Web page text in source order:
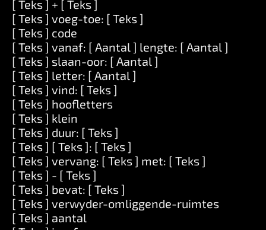
[ Teks ] + [ Teks ]
[ Teks ] voeg-toe: [ Teks ]
[ Teks ] code
[ Teks ] vanaf: [ Aantal ] lengte: [ Aantal ]
[ Teks ] slaan-oor: [ Aantal ]
[ Teks ] letter: [ Aantal ]
[ Teks ] vind: [ Teks ]
[ Teks ] hoofletters
[ Teks ] klein
[ Teks ] duur: [ Teks ]
[ Teks ] [ Teks ]: [ Teks ]
[ Teks ] vervang: [ Teks ] met: [ Teks ]
[ Teks ] - [ Teks ]
[ Teks ] bevat: [ Teks ]
[ Teks ] verwyder-omliggende-ruimtes
[ Teks ] aantal